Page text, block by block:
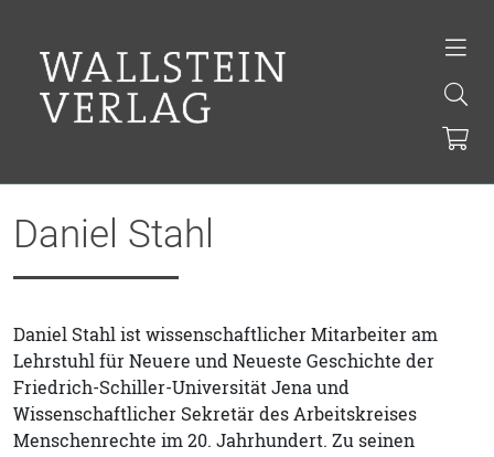
Daniel Stahl
Daniel Stahl ist wissenschaftlicher Mitarbeiter am
Lehrstuhl für Neuere und Neueste Geschichte der
Friedrich-Schiller-Universität Jena und
Wissenschaftlicher Sekretär des Arbeitskreises
Menschenrechte im 20. Jahrhundert. Zu seinen